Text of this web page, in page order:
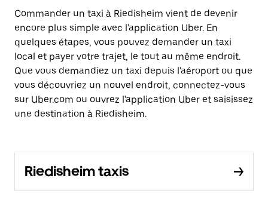
Commander un taxi à Riedisheim vient de devenir
encore plus simple avec l'application Uber. En
quelques étapes, vous pouvez demander un taxi
local et payer votre trajet, le tout au même endroit.
Que vous demandiez un taxi depuis l'aéroport ou que
vous découvriez un nouvel endroit, connectez-vous
sur Uber.com ou ouvrez l'application Uber et saisissez
une destination à Riedisheim.
Riedisheim taxis